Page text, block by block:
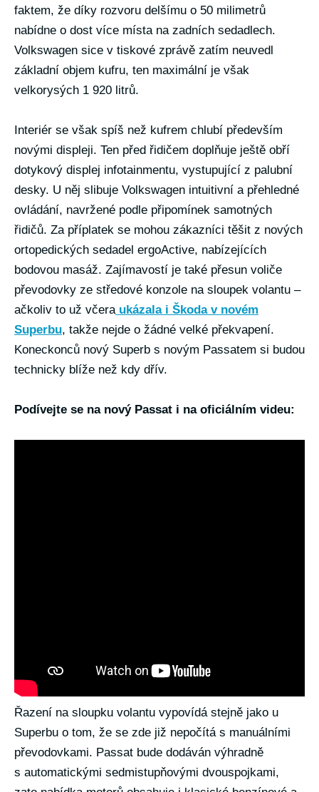
faktem, že díky rozvoru delšímu o 50 milimetrů
nabídne o dost více místa na zadních sedadlech.
Volkswagen sice v tiskové zprávě zatím neuvedl
základní objem kufru, ten maximální je však
velkorysých 1 920 litrů.
Interiér se však spíš než kufrem chlubí především
novými displeji. Ten před řidičem doplňuje ještě obří
dotykový displej infotainmentu, vystupující z palubní
desky. U něj slibuje Volkswagen intuitivní a přehledné
ovládání, navržené podle připomínek samotných
řidičů. Za příplatek se mohou zákazníci těšit z nových
ortopedických sedadel ergoActive, nabízejících
bodovou masáž. Zajímavostí je také přesun voliče
převodovky ze středové konzole na sloupek volantu –
ačkoliv to už včeraukázala i Škoda v novém
Superbu, takže nejde o žádné velké překvapení.
Koneckonců nový Superb s novým Passatem si budou
technicky blíže než kdy dřív.
Podívejte se na nový Passat i na oficiálním videu:
Řazení na sloupku volantu vypovídá stejně jako u
Superbu o tom, že se zde již nepočítá s manuálními
převodovkami. Passat bude dodáván výhradně
s automatickými sedmistupňovými dvouspojkami,